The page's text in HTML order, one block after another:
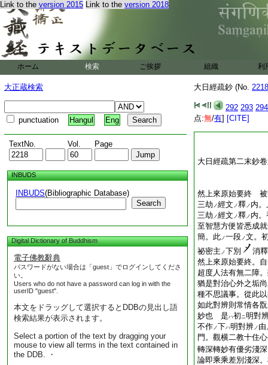
Link to the version 2015 Link to the version 2018
ホーム 検索 ご挨拶 組織 利
大正蔵検索
punctuation Hangul Eng
TextNo. Vol. Page
INBUDS
INBUDS(Bibliographic Database)
Search
Digital Dictionary of Buddhism
電子佛教辭典
パスワードがない場合は「guest」でログインしてくださ
い。
Users who do not have a password can log in with the
userID "guest".
本文をドラッグして選択するとDDBの見出し語
検索結果が表示されます。
Select a portion of the text by dragging your
mouse to view all terms in the text contained in
the DDB. ・
大日經疏鈔 (No.
292 293 294
点:無/有] [CITE]
大日經疏第二末鈔
然上來原始要終 被
三劫 ノ經文 ノ釋ノ 内
三劫 ノ經文 ノ釋ノ 内。
至智慧方便皆悉成
簡。此ノ一段ノ文。
祕密主 ノ下別
消
然上來原始要終。
超度人法有無二障
猶是對治心外之垢
種不思議事。從此
如此對辨則常情各
妙也 是ハ初ニ明對
不作ノ下ハ明對辨ノ
門。觀横二教十住
轉深轉妙有優劣淺
論即乘乘差別淺深